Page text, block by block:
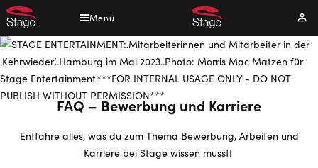
Direkt
zum
Inhalt
Menü
FAQ – Bewerbung und Karriere
Entfahre alles, was du zum Thema Bewerbung, Arbeiten und
Karriere bei Stage wissen musst!